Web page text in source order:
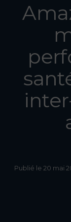
Publié le 20 mai